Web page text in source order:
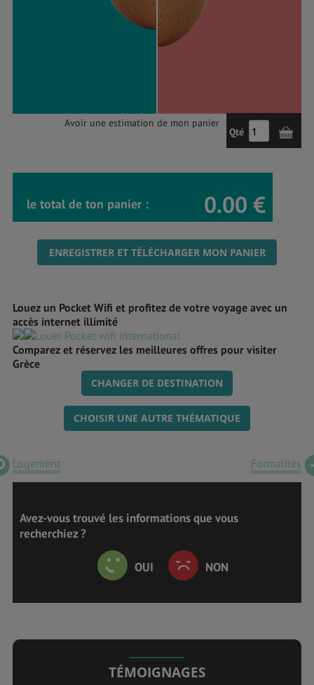
Avoir une estimation de mon panier
Qté
le total de ton panier : 0.00 €
ENREGISTRER ET TÉLÉCHARGER MON PANIER
Louez un Pocket Wifi et profitez de votre voyage avec un
accès internet illimité
Comparez et réservez les meilleures offres pour visiter
Grèce
CHANGER DE DESTINATION
CHOISIR UNE AUTRE THÉMATIQUE
Logement Formalités
Avez-vous trouvé les informations que vous
recherchiez ?
OUI NON
TÉMOIGNAGES